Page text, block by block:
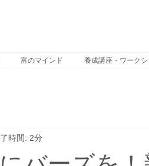
富のマインド 養成講座・ワーク
時間: 2分